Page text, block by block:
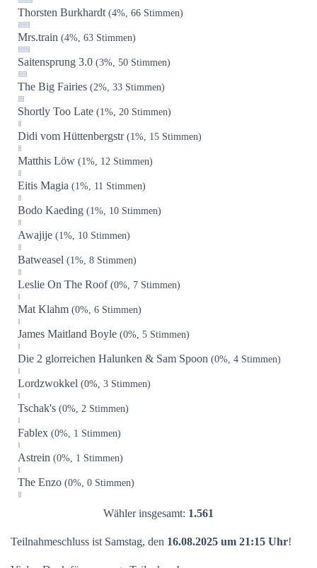
Thorsten Burkhardt (4%, 66 Stimmen)
Mrs.train (4%, 63 Stimmen)
Saitensprung 3.0 (3%, 50 Stimmen)
The Big Fairies (2%, 33 Stimmen)
Shortly Too Late (1%, 20 Stimmen)
Didi vom Hüttenbergstr (1%, 15 Stimmen)
Matthis Löw (1%, 12 Stimmen)
Eitis Magia (1%, 11 Stimmen)
Bodo Kaeding (1%, 10 Stimmen)
Awajije (1%, 10 Stimmen)
Batweasel (1%, 8 Stimmen)
Leslie On The Roof (0%, 7 Stimmen)
Mat Klahm (0%, 6 Stimmen)
James Maitland Boyle (0%, 5 Stimmen)
Die 2 glorreichen Halunken & Sam Spoon (0%, 4 Stimmen)
Lordzwokkel (0%, 3 Stimmen)
Tschak's (0%, 2 Stimmen)
Fablex (0%, 1 Stimmen)
Astrein (0%, 1 Stimmen)
The Enzo (0%, 0 Stimmen)
Wähler insgesamt: 1.561
Teilnahmeschluss ist Samstag, den 16.08.2025 um 21:15 Uhr!